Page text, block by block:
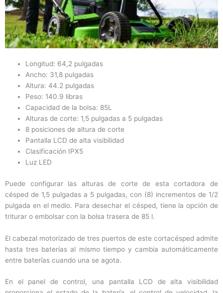
Longitud: 64,2 pulgadas
Ancho: 31,8 pulgadas
Altura: 44.2 pulgadas
Peso: 140.9 libras
Capacidad de la bolsa: 85L
Alturas de corte: 1,5 pulgadas a 5 pulgadas
8 posiciones de altura de corte
Pantalla LCD de alta visibilidad
Clasificación IPX5
Luz LED
Puede configurar las alturas de corte de esta cortadora de
césped de 1,5 pulgadas a 5 pulgadas, con (8) incrementos de 1/2
pulgada en el medio. Para desechar el césped, tiene la opción de
triturar o embolsar con la bolsa trasera de 85 l.
El cabezal motorizado de tres puertos de este cortacésped admite
hasta tres baterías al mismo tiempo y cambia automáticamente
entre baterías cuando una se agota.
En el panel de control, una pantalla LCD de alta visibilidad